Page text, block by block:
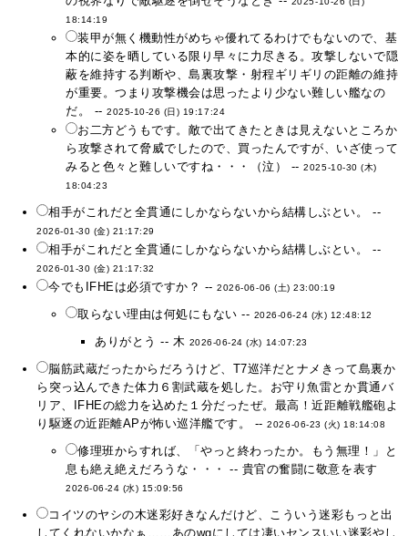
18:14:19
装甲が無く機動性がめちゃ優れてるわけでもないので、基
本的に姿を晒している限り早々に力尽きる。攻撃しないで隠
蔽を維持する判断や、島裏攻撃・射程ギリギリの距離の維持
が重要。つまり攻撃機会は思ったより少ない難しい艦なの
だ。 --2025-10-26 (日) 19:17:24
お二方どうもです。敵で出てきたときは見えないところか
ら攻撃されて脅威でしたので、買ったんですが、いざ使って
みると色々と難しいですね・・・（泣） --2025-10-30 (木)
18:04:23
相手がこれだと全貫通にしかならないから結構しぶとい。 --
2026-01-30 (金) 21:17:29
相手がこれだと全貫通にしかならないから結構しぶとい。 --
2026-01-30 (金) 21:17:32
今でもIFHEは必須ですか？ --2026-06-06 (土) 23:00:19
取らない理由は何処にもない -- 2026-06-24 (水) 12:48:12
ありがとう -- 木 2026-06-24 (水) 14:07:23
脳筋武蔵だったからだろうけど、T7巡洋だとナメきって島裏か
ら突っ込んできた体力６割武蔵を処した。お守り魚雷とか貫通バ
リア、IFHEの総力を込めた１分だったぜ。最高！近距離戦艦砲よ
り駆逐の近距離APが怖い巡洋艦です。 --2026-06-23 (火) 18:14:08
修理班からすれば、「やっと終わったか。もう無理！」と
息も絶え絶えだろうな・・・ -- 貴官の奮闘に敬意を表す
2026-06-24 (水) 15:09:56
コイツのヤシの木迷彩好きなんだけど、こういう迷彩もっと出
してくれないかなぁ……あのwgにしては凄いセンスいい迷彩やし